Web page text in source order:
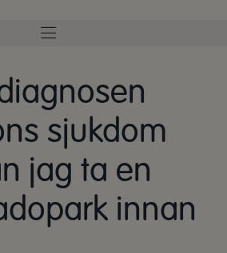
sjukdom
jag ta en
innan